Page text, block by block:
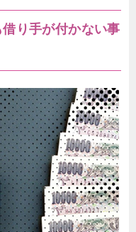
り手が付かない事